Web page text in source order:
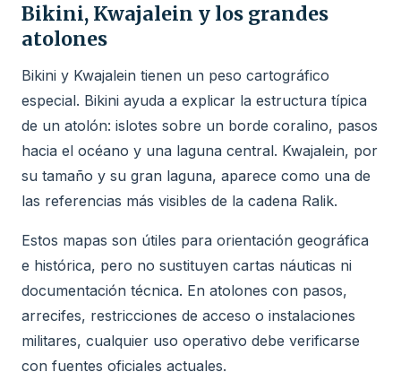
Bikini, Kwajalein y los grandes
atolones
Bikini y Kwajalein tienen un peso cartográfico
especial. Bikini ayuda a explicar la estructura típica
de un atolón: islotes sobre un borde coralino, pasos
hacia el océano y una laguna central. Kwajalein, por
su tamaño y su gran laguna, aparece como una de
las referencias más visibles de la cadena Ralik.
Estos mapas son útiles para orientación geográfica
e histórica, pero no sustituyen cartas náuticas ni
documentación técnica. En atolones con pasos,
arrecifes, restricciones de acceso o instalaciones
militares, cualquier uso operativo debe verificarse
con fuentes oficiales actuales.